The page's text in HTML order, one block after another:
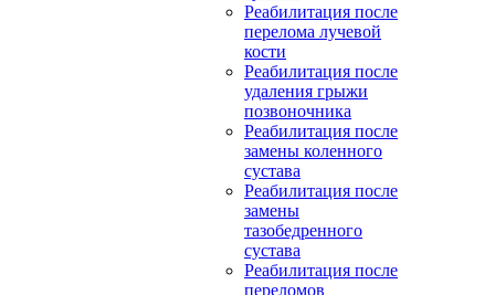
Реабилитация после
перелома лучевой
кости
Реабилитация после
удаления грыжи
позвоночника
Реабилитация после
замены коленного
сустава
Реабилитация после
замены
тазобедренного
сустава
Реабилитация после
переломов